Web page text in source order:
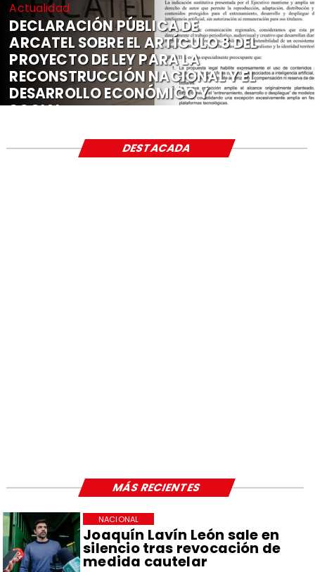
Actualidad
DECLARACIÓN PÚBLICA DE
ARCATEL SOBRE EL ARTÍCULO 8 DEL
PROYECTO DE LEY PARA LA
RECONSTRUCCIÓN NACIONAL Y EL
DESARROLLO ECONÓMICO Y
SOCIAL
Joaquín Lavín León sale en
silencio tras revocación de
medida cautelar
NACIONAL
DESTACADA
MÁS RECIENTES